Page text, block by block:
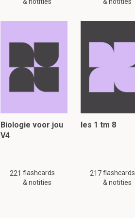
Biologie voor jou
V4
221 flashcards
& notities
les 1 tm 8
217flashcards
& notities